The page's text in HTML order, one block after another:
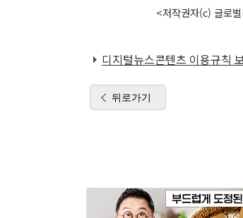
<저작권자(c) 글로
디지털뉴스콘텐츠 이용규칙
뒤로가기